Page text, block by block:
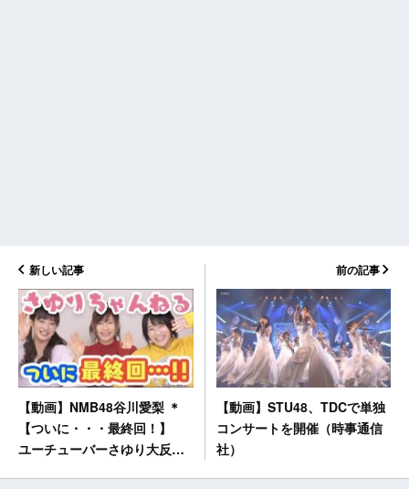
新しい記事
【動画】NMB48谷川愛梨 ＊
【ついに・・・最終回！】
ユーチューバーさゆり大反省
前の記事
【動画】STU48、TDCで単独
コンサートを開催（時事通信
社）